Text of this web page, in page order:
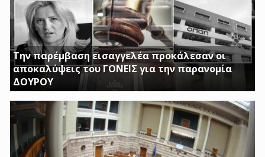
Την παρέμβαση εισαγγελέα προκάλεσαν οι
αποκαλύψεις του ΓΟΝΕΙΣ για την παρανομία
ΔΟΥΡΟΥ
ΤΗΝ ΩΡΑ ΠΟΥ ΚΤΙΡΙΑ ΤΟΥ ΔΗΜΟΣΙΟΥ ΠΑΡΑΜΕΝΟΥΝ ΚΛΕΙΣΤΑ
Η ΔΟΥΡΟΥ ΔΙΝΕΙ 20 ΕΚΚΑΤΟΜΥΡΙΑ ΓΙΑ ΑΓΟΡΑ